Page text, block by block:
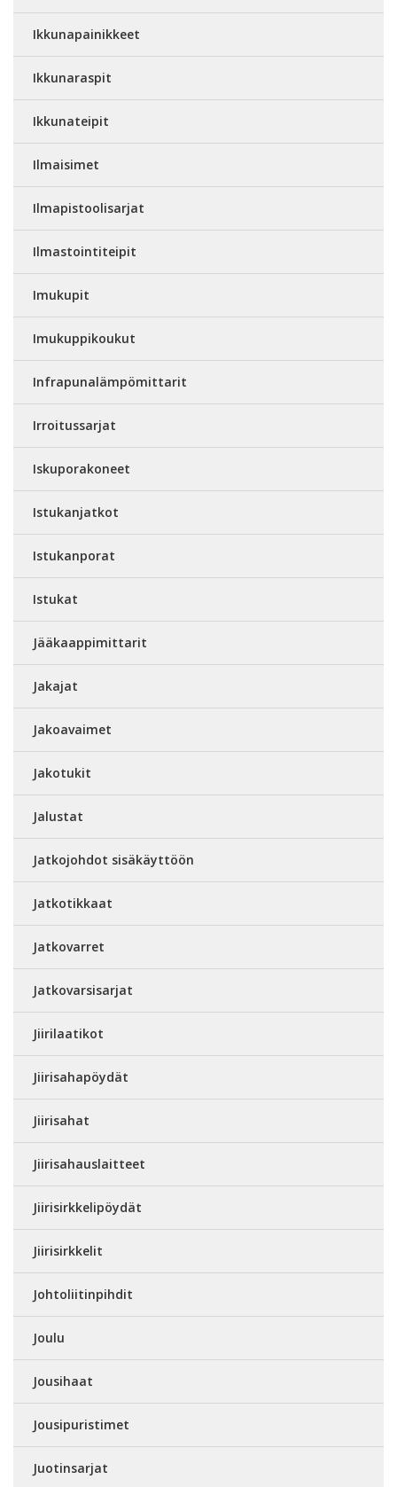
Ikkunapainikkeet
Ikkunaraspit
Ikkunateipit
Ilmaisimet
Ilmapistoolisarjat
Ilmastointiteipit
Imukupit
Imukuppikoukut
Infrapunalämpömittarit
Irroitussarjat
Iskuporakoneet
Istukanjatkot
Istukanporat
Istukat
Jääkaappimittarit
Jakajat
Jakoavaimet
Jakotukit
Jalustat
Jatkojohdot sisäkäyttöön
Jatkotikkaat
Jatkovarret
Jatkovarsisarjat
Jiirilaatikot
Jiirisahapöydät
Jiirisahat
Jiirisahauslaitteet
Jiirisirkkelipöydät
Jiirisirkkelit
Johtoliitinpihdit
Joulu
Jousihaat
Jousipuristimet
Juotinsarjat